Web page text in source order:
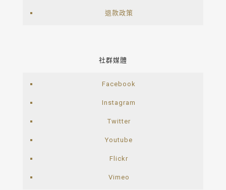
退款政策
社群媒體
Facebook
Instagram
Twitter
Youtube
Flickr
Vimeo